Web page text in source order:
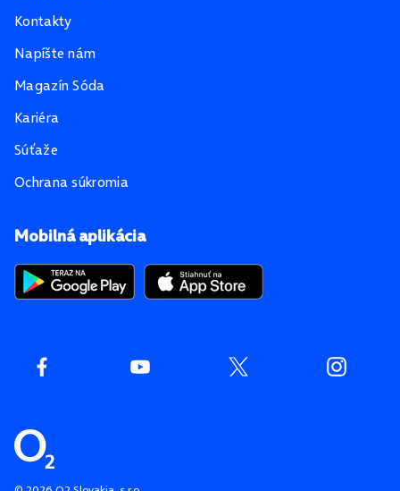
Mobilná aplikácia
Kontakty
Napíšte nám
Magazín Sóda
Kariéra
Súťaže
Ochrana súkromia